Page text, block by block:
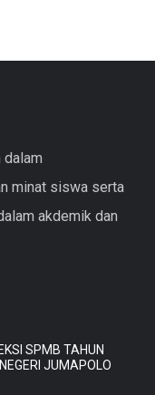
minat siswa serta
akdemik dan
SPMB TAHUN
JUMAPOLO